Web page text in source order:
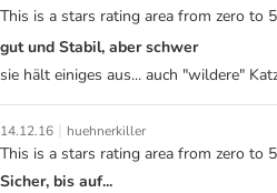
This is a stars rating area from zero to
gut und Stabil, aber schwer
sie hält einiges aus... auch "wildere"
14.12.16 | huehnerkiller
This is a stars rating area from zero to
Sicher, bis auf...